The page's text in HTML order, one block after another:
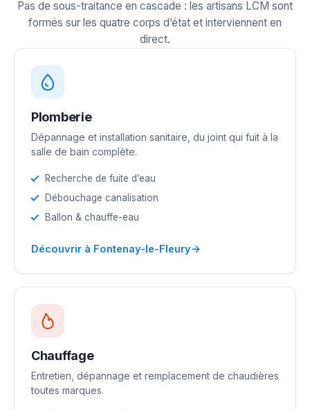
Pas de sous-traitance en cascade : les artisans LCM sont
formés sur les quatre corps d’état et interviennent en
direct.
Plomberie
Dépannage et installation sanitaire, du joint qui fuit à la
salle de bain complète.
Recherche de fuite d’eau
Débouchage canalisation
Ballon & chauffe-eau
Découvrir à Fontenay-le-Fleury→
Chauffage
Entretien, dépannage et remplacement de chaudières
toutes marques.